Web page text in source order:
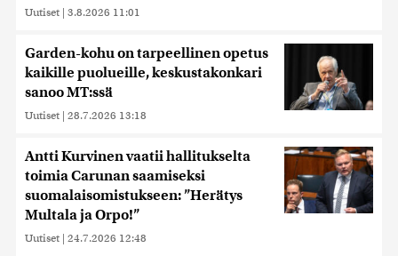
Uutiset | 3.8.2026 11:01
Garden-kohu on tarpeellinen opetus
kaikille puolueille, keskustakonkari
sanoo MT:ssä
Uutiset | 28.7.2026 13:18
Antti Kurvinen vaatii hallitukselta
toimia Carunan saamiseksi
suomalaisomistukseen: ”Herätys
Multala ja Orpo!”
Uutiset | 24.7.2026 12:48